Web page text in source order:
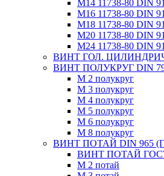
М14 11738-80 DIN
М16 11738-80 DIN
М18 11738-80 DIN
М20 11738-80 DIN
М24 11738-80 DIN
ВИНТ ГОЛ.
ВИНТ ПОЛУКРУГ DIN
М 2 полукруг
М 3 полукруг
М 4 полукруг
М 5 полукруг
М 6 полукруг
М 8 полукруг
ВИНТ ПОТАЙ DIN 965
ВИНТ ПОТАЙ
М 2 потай